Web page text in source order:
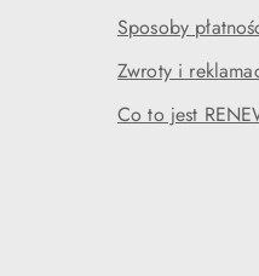
Sposoby
Zwroty i
Co to jest